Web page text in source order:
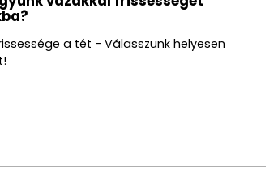
a tét - Válasszunk helyesen